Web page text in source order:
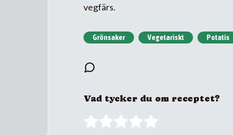
vegfärs.
Grönsaker Vegetariskt Potatis
Vad tycker du om receptet?